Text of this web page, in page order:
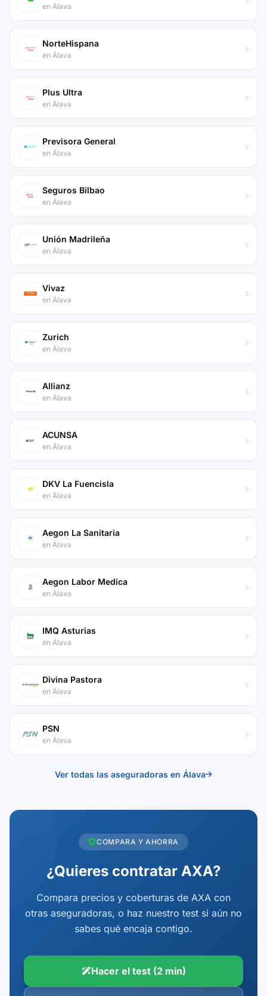
en Álava
NorteHispana
en Álava
Plus Ultra
en Álava
Previsora General
en Álava
Seguros Bilbao
en Álava
Unión Madrileña
en Álava
Vivaz
en Álava
Zurich
en Álava
Allianz
en Álava
ACUNSA
en Álava
DKV La Fuencisla
en Álava
Aegon La Sanitaria
en Álava
Aegon Labor Medica
en Álava
IMQ Asturias
en Álava
Divina Pastora
en Álava
PSN
en Álava
Ver todas las aseguradoras en Álava
COMPARA Y AHORRA
¿Quieres contratar AXA?
Compara precios y coberturas de AXA con
otras aseguradoras, o haz nuestro test si aún no
sabes qué encaja contigo.
Hacer el test (2 min)